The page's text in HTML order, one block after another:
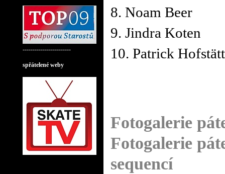
------------------------
spřátelené weby
8. Noam Beer
9. Jindra Koten
10. Patrick
Fotogalerie
Fotogalerie
sequencí